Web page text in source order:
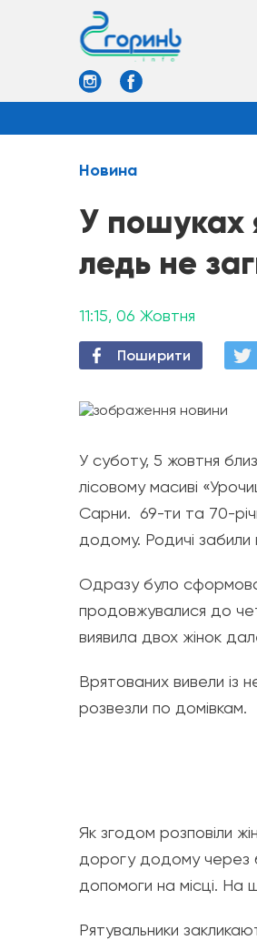
Новина
У пошуках
ледь не
11:15, 06 Жовтня
Поширити
У суботу, 5 жовтня
лісовому масиві
Сарни. 69-ти та 70-
додому. Родичі забили
Одразу було
продовжувалися до
виявила двох жінок
Врятованих вивели із
розвезли по домівкам.
Як згодом розповіли
дорогу додому через
допомоги на місці. На
Рятувальники